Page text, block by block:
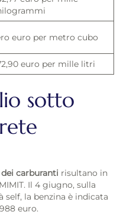
euro per metro cubo
euro per mille litri
sotto
dei carburanti risultano in
Il 4 giugno, sulla
self, la benzina è indicata
euro.